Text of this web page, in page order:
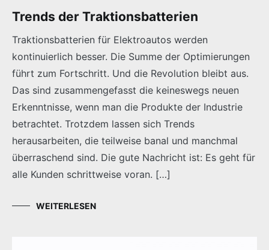
Trends der Traktionsbatterien
Traktionsbatterien für Elektroautos werden
kontinuierlich besser. Die Summe der Optimierungen
führt zum Fortschritt. Und die Revolution bleibt aus.
Das sind zusammengefasst die keineswegs neuen
Erkenntnisse, wenn man die Produkte der Industrie
betrachtet. Trotzdem lassen sich Trends
herausarbeiten, die teilweise banal und manchmal
überraschend sind. Die gute Nachricht ist: Es geht für
alle Kunden schrittweise voran. […]
WEITERLESEN